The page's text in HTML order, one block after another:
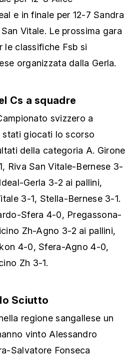
e in finale per 12-7 Sandra
Vitale. Le prossima gara
le classifiche Fsb si
organizzata dalla Gerla.
Cs a squadre
svizzero a
stati giocati lo scorso
della categoria A. Girone
Riva San Vitale-Bernese 3-
Gerla 3-2 ai pallini,
3-1, Stella-Bernese 3-1.
Sfera 4-0, Pregassona-
Zh-Agno 3-2 ai pallini,
4-0, Sfera-Agno 4-0,
Zh 3-1.
Sciutto
regione sangallese un
vinto Alessandro
Salvatore Fonseca